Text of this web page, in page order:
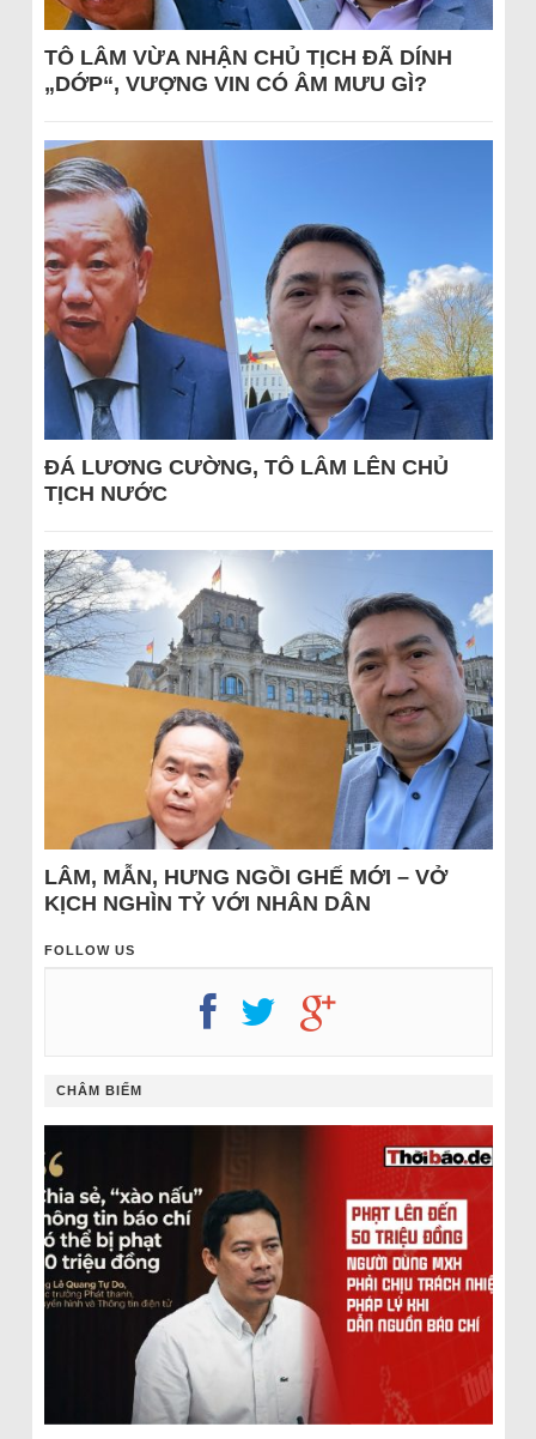
TÔ LÂM VỪA NHẬN CHỦ TỊCH ĐÃ DÍNH
„DỚP“, VƯỢNG VIN CÓ ÂM MƯU GÌ?
ĐÁ LƯƠNG CƯỜNG, TÔ LÂM LÊN CHỦ
TỊCH NƯỚC
LÂM, MẪN, HƯNG NGỒI GHẾ MỚI – VỞ
KỊCH NGHÌN TỶ VỚI NHÂN DÂN
FOLLOW US
CHÂM BIẾM